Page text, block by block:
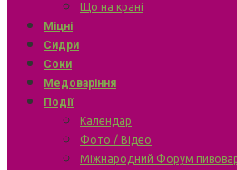
Що на крані
Міцні
Сидри
Соки
Медоваріння
Події
Календар
Фото / Відео
Міжнародний Форум